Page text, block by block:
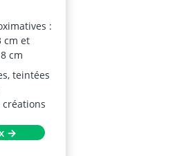
:
cm et
cm
teintées
→